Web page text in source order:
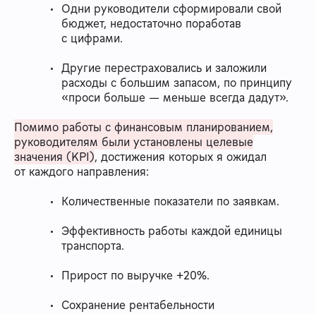
Одни руководители сформировали свой
бюджет, недостаточно поработав
с цифрами.
Другие перестраховались и заложили
расходы с большим запасом, по принципу
«проси больше — меньше всегда дадут».
Помимо работы с финансовым планированием,
руководителям были установлены целевые
значения (KPI), достижения которых я ожидал
от каждого направления:
Количественные показатели по заявкам.
Эффективность работы каждой единицы
транспорта.
Прирост по выручке +20%.
Сохранение рентабельности